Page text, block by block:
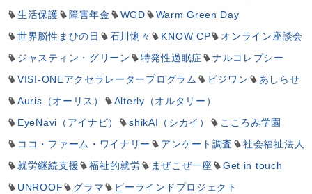
生活保護
障害年金 WGD
Warm Green Day
世界脳性まひの日
石川悧々 KNOW CP
オンライン座談会
ジャスティン・グリーン
特発性過眠症
ナルコレプシー
VISI-ONEアクセラレータープログラム
ビジワン
あしらせ
Auris（オーリス）
Alterly（オルタリー）
EyeNavi（アイナビ）
shikAI（シカイ）
こころみ学園
ココ・ファーム・ワイナリー
アンケート調査
社会福祉法人
就労継続支援
福祉的就労 まぜこぜ一座
Get in touch
UNROOF
グラマ
ビーラインドプロジェクト